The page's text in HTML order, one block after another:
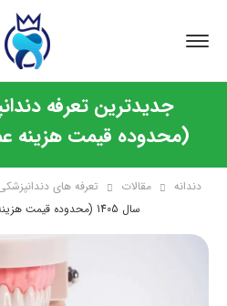
(محدوده قیمت
دندانه مقالات تعرفه های
سال 1405 (محدوده قیمت هزینه عمومی و متخصص)